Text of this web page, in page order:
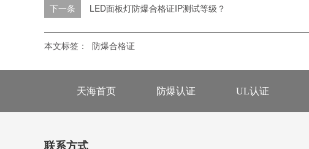
下一条 LED面板灯防爆合格证IP测试等级？
本文标签： 防爆合格证
天海首页 防爆认证 UL认证
联系方式